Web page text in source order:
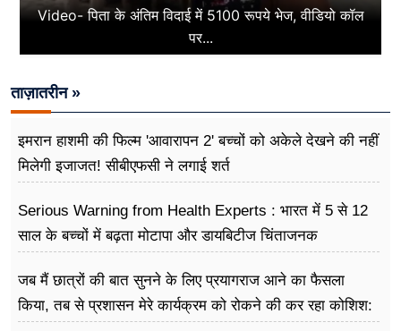
Video- पिता के अंतिम विदाई में 5100 रूपये भेज, वीडियो कॉल
पर...
ताज़ातरीन »
इमरान हाशमी की फिल्म 'आवारापन 2' बच्चों को अकेले देखने की नहीं
मिलेगी इजाजत! सीबीएफसी ने लगाई शर्त
Serious Warning from Health Experts : भारत में 5 से 12
साल के बच्चों में बढ़ता मोटापा और डायबिटीज चिंताजनक
जब मैं छात्रों की बात सुनने के लिए प्रयागराज आने का फैसला
किया, तब से प्रशासन मेरे कार्यक्रम को रोकने की कर रहा कोशिश: